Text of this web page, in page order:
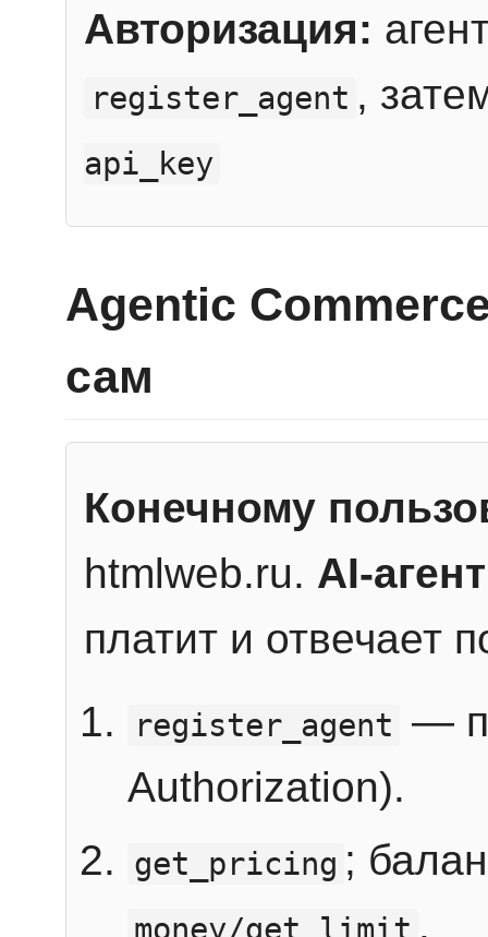
Авторизация:
register_agent ,
api_key
Agentic
сам
Конечному
htmlweb.ru. AI-агент
платит и отвечает
register_agent —
Authorization).
get_pricing ;
.